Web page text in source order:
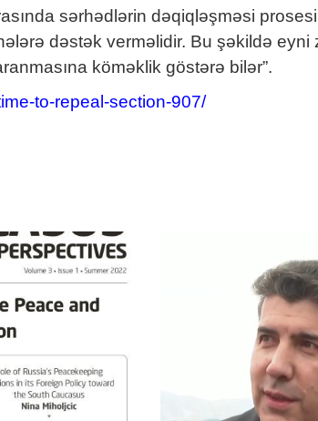
sərhədlərin dəqiqləşməsi
dəstək verməlidir. Bu şəkildə eyni
köməklik göstərə bilər”.
to-repeal-section-907/